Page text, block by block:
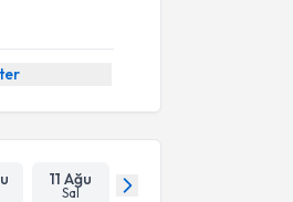
11 Ağu
Sal